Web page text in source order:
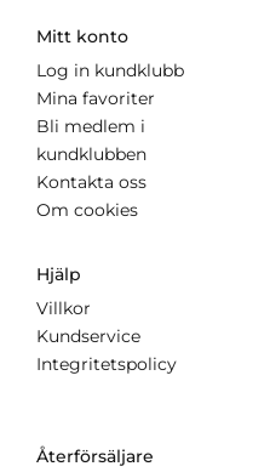
Mitt konto
Log in kundklubb
Mina favoriter
Bli medlem i
kundklubben
Kontakta oss
Om cookies
Hjälp
Villkor
Kundservice
Integritetspolicy
Återförsäljare